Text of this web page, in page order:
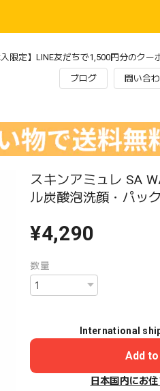
入限定】LINE友だちで1,500円分のクー
ブログ 問い合
スキンアミュレ SA
ル炭酸泡洗顔・パック
¥4,290
数量
International
Add
日本国内にお